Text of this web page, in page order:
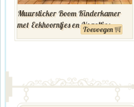
Muursticker Boom Kinderkamer
met Eekhoorntjes en Vogeltjes
Toevoegen